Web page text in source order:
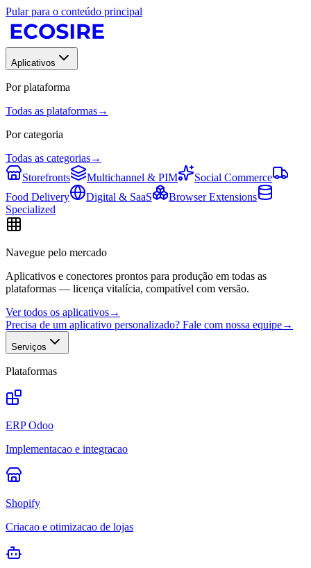
Pular para o conteúdo principal
Aplicativos
Por plataforma
Todas as plataformas→
Por categoria
Todas as categorias→
Storefronts
Multichannel & PIM
Social Commerce
Food Delivery
Digital & SaaS
Browser Extensions
Specialized
Navegue pelo mercado
Aplicativos e conectores prontos para produção em todas as
plataformas — licença vitalícia, compatível com versão.
Ver todos os aplicativos→
Precisa de um aplicativo personalizado? Fale com nossa equipe→
Serviços
Plataformas
ERP Odoo
Implementacao e integracao
Shopify
Criacao e otimizacao de lojas